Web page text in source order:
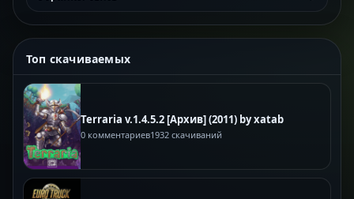
Топ скачиваемых
Terraria v.1.4.5.2 [Архив] (2011) by xatab
0 комментариев1932 скачиваний